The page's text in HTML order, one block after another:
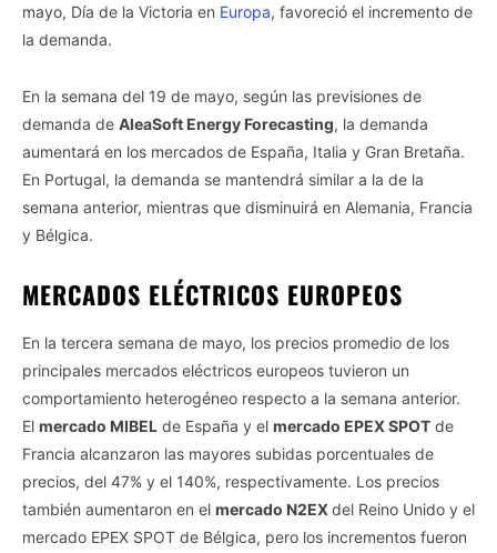
mayo, Día de la Victoria en Europa, favoreció el incremento de
la demanda.
En la semana del 19 de mayo, según las previsiones de
demanda de AleaSoft Energy Forecasting, la demanda
aumentará en los mercados de España, Italia y Gran Bretaña.
En Portugal, la demanda se mantendrá similar a la de la
semana anterior, mientras que disminuirá en Alemania, Francia
y Bélgica.
MERCADOS ELÉCTRICOS EUROPEOS
En la tercera semana de mayo, los precios promedio de los
principales mercados eléctricos europeos tuvieron un
comportamiento heterogéneo respecto a la semana anterior.
El mercado MIBEL de España y el mercado EPEX SPOT de
Francia alcanzaron las mayores subidas porcentuales de
precios, del 47% y el 140%, respectivamente. Los precios
también aumentaron en el mercado N2EXdel Reino Unido y el
mercado EPEX SPOT de Bélgica, pero los incrementos fueron